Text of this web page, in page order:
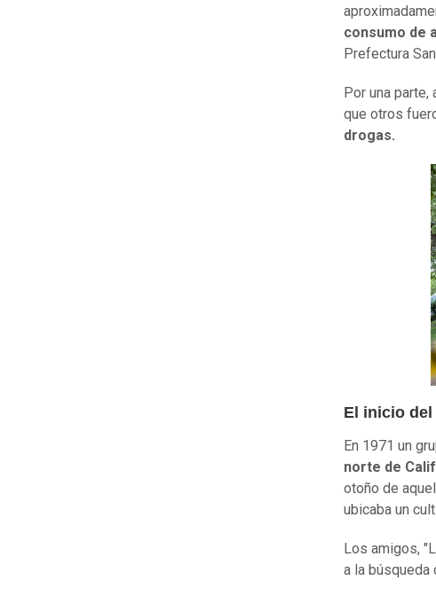
consumo de
Prefectura
Por una
que otros
drogas.
El inicio
En 1971 un
norte de
otoño de
ubicaba un
Los amigos,
a la búsqueda